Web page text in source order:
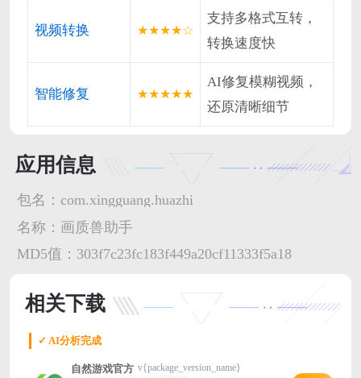
视频转换 ★★★★☆
支持多格式互转，
转换速度快
智能修复 ★★★★★
AI修复模糊视频，
还原清晰细节
应用信息
包名： com.xingguang.huazhi
名称： 画质兽助手
MD5值： 303f7c23fc183f449a20cf11333f5a18
相关下载
✓ AI分析完成
自然游戏官方 v{package_version_name}